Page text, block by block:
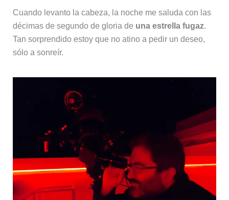
Cuando levanto la cabeza, la noche me saluda con las
décimas de segundo de gloria de una estrella fugaz.
Tan sorprendido estoy que no atino a pedir un deseo,
sólo a sonreír.